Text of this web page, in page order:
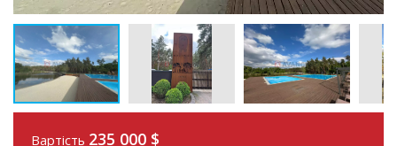
Вартість 235 000 $